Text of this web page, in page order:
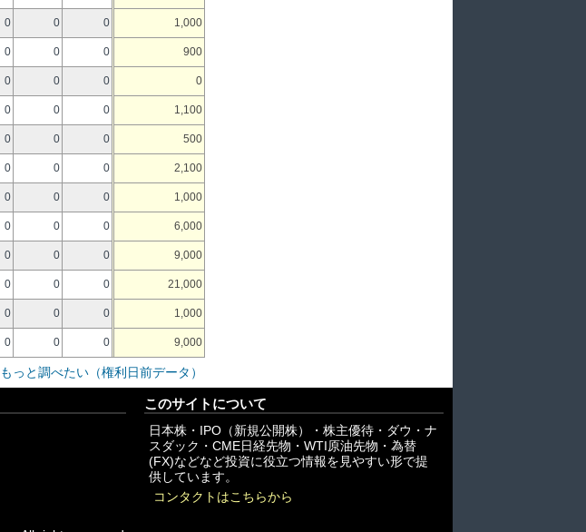
0 0 0 1,000
0 0 0 900
0 0 0 0
0 0 0 1,100
0 0 0 500
0 0 0 2,100
0 0 0 1,000
0 0 0 6,000
0 0 0 9,000
0 0 0 21,000
0 0 0 1,000
0 0 0 9,000
っと調べたい（権利日前データ）
このサイトについて
日本株・IPO（新規公開株）・株主優待・ダウ・ナ
スダック・CME日経先物・WTI原油先物・為替
(FX)などなど投資に役立つ情報を見やすい形で提
供しています。
コンタクトはこちらから